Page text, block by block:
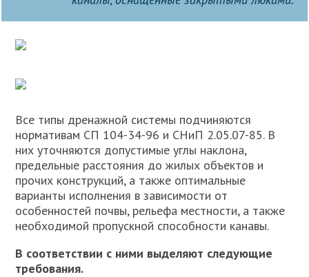
Все типы дренажной системы подчиняются
нормативам СП 104-34-96 и СНиП 2.05.07-85. В
них уточняются допустимые углы наклона,
предельные расстояния до жилых объектов и
прочих конструкций, а также оптимальные
варианты исполнения в зависимости от
особенностей почвы, рельефа местности, а также
необходимой пропускной способности канавы.
В соответствии с ними выделяют следующие
требования.